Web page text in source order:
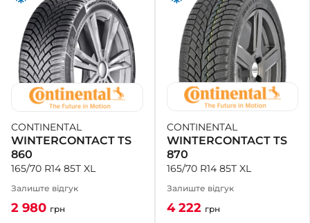
CONTINENTAL
WINTERCONTACT TS
860
165/70 R14 85T XL
Залиште відгук
2 980 грн
CONTINENTAL
WINTERCONTACT TS
870
165/70 R14 85T XL
Залиште відгук
4 222 грн